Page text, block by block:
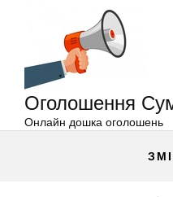
Оголошення
Онлайн дошка оголошень